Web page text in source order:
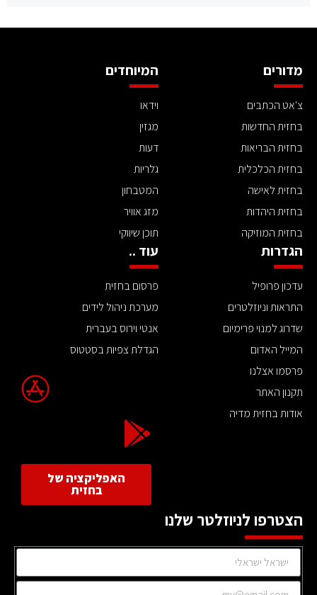
מדורים
צ'אט הכתבים
בחזית החדשות
בחזית הבריאות
בחזית הכלכלית
בחזית לאישה
בחזית היהדות
בחזית המוזיקה
המיוחדים
וידאו
מגזין
דעות
גלריות
המטבחון
מזג אוויר
תוכן שיווקי
הגדרות
עדכון פרופיל
התראות וניוזלטרים
שדרוג למנוי פרימיום
המייל האדום
פרסמו אצלנו
תקנון האתר
אודות בחזית מדיה
עוד ..
פרסום בחזית
מערכת ניהול לידים
אנטי וירוס בעברית
הגדלת צפיות בסטטוס
האפליקציה של
בחזית
הצטרפו לניוזלטר שלנו